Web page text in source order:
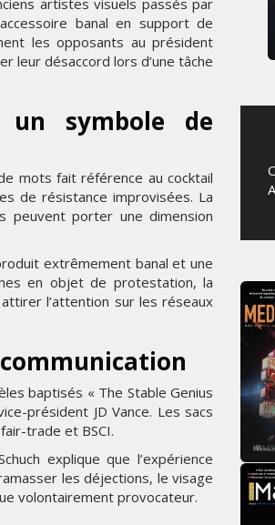
artistes visuels passés par
banal en support de
les opposants au président
leur désaccord lors d’une tâche
symbole de
mots fait référence au cocktail
de résistance improvisées. La
peuvent porter une dimension
extrêmement banal et une
en objet de protestation, la
l’attention sur les réseaux
baptisés « The Stable Genius
président JD Vance. Les sacs
trade et BSCI.
explique que l’expérience
les déjections, le visage
volontairement provocateur.
4 AOÛT 2026